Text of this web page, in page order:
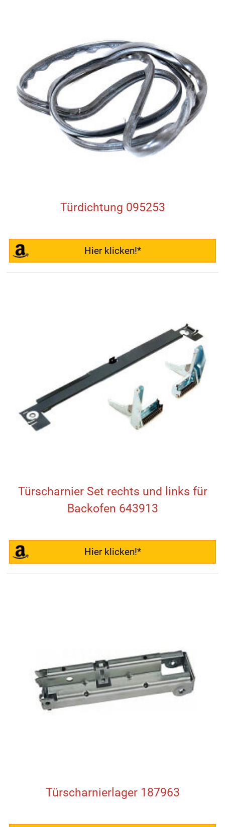
Türdichtung 095253
Hier klicken!*
Türscharnier Set rechts und links für
Backofen 643913
Hier klicken!*
Türscharnierlager 187963